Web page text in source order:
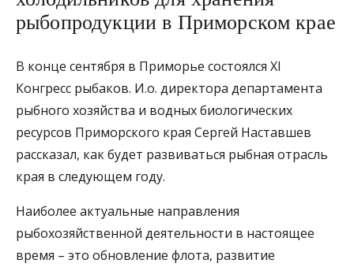
рыбопродукции в Приморском крае
В конце сентября в Приморье состоялся XI
Конгресс рыбаков. И.о. директора департамента
рыбного хозяйства и водных биологических
ресурсов Приморского края Сергей Наставшев
рассказал, как будет развиваться рыбная отрасль
края в следующем году.
Наиболее актуальные направления
рыбохозяйственной деятельности в настоящее
время – это обновление флота, развитие